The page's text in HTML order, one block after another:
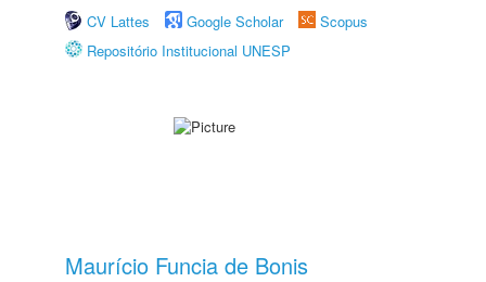
CV Lattes
Google Scholar
Scopus
Repositório Institucional UNESP
Maurício Funcia de Bonis